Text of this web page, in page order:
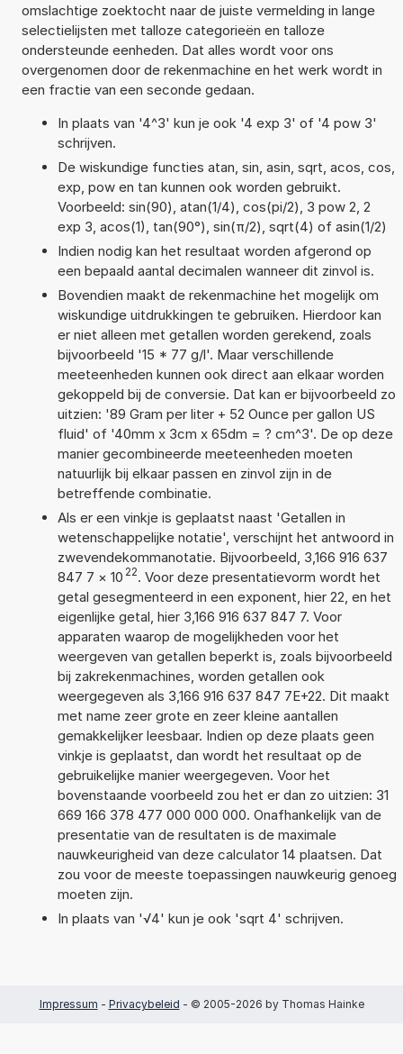
omslachtige zoektocht naar de juiste vermelding in lange
selectielijsten met talloze categorieën en talloze
ondersteunde eenheden. Dat alles wordt voor ons
overgenomen door de rekenmachine en het werk wordt in
een fractie van een seconde gedaan.
In plaats van '4^3' kun je ook '4 exp 3' of '4 pow 3'
schrijven.
De wiskundige functies atan, sin, asin, sqrt, acos, cos,
exp, pow en tan kunnen ook worden gebruikt.
Voorbeeld: sin(90), atan(1/4), cos(pi/2), 3 pow 2, 2
exp 3, acos(1), tan(90°), sin(π/2), sqrt(4) of asin(1/2)
Indien nodig kan het resultaat worden afgerond op
een bepaald aantal decimalen wanneer dit zinvol is.
Bovendien maakt de rekenmachine het mogelijk om
wiskundige uitdrukkingen te gebruiken. Hierdoor kan
er niet alleen met getallen worden gerekend, zoals
bijvoorbeeld '15 * 77 g/l'. Maar verschillende
meeteenheden kunnen ook direct aan elkaar worden
gekoppeld bij de conversie. Dat kan er bijvoorbeeld zo
uitzien: '89 Gram per liter + 52 Ounce per gallon US
fluid' of '40mm x 3cm x 65dm = ? cm^3'. De op deze
manier gecombineerde meeteenheden moeten
natuurlijk bij elkaar passen en zinvol zijn in de
betreffende combinatie.
Als er een vinkje is geplaatst naast 'Getallen in
wetenschappelijke notatie', verschijnt het antwoord in
zwevendekommanotatie. Bijvoorbeeld, 3,166 916 637
847 7 × 10 22. Voor deze presentatievorm wordt het
getal gesegmenteerd in een exponent, hier 22, en het
eigenlijke getal, hier 3,166 916 637 847 7. Voor
apparaten waarop de mogelijkheden voor het
weergeven van getallen beperkt is, zoals bijvoorbeeld
bij zakrekenmachines, worden getallen ook
weergegeven als 3,166 916 637 847 7E+22. Dit maakt
met name zeer grote en zeer kleine aantallen
gemakkelijker leesbaar. Indien op deze plaats geen
vinkje is geplaatst, dan wordt het resultaat op de
gebruikelijke manier weergegeven. Voor het
bovenstaande voorbeeld zou het er dan zo uitzien: 31
669 166 378 477 000 000 000. Onafhankelijk van de
presentatie van de resultaten is de maximale
nauwkeurigheid van deze calculator 14 plaatsen. Dat
zou voor de meeste toepassingen nauwkeurig genoeg
moeten zijn.
In plaats van '√4' kun je ook 'sqrt 4' schrijven.
Impressum - Privacybeleid - © 2005-2026 by Thomas Hainke